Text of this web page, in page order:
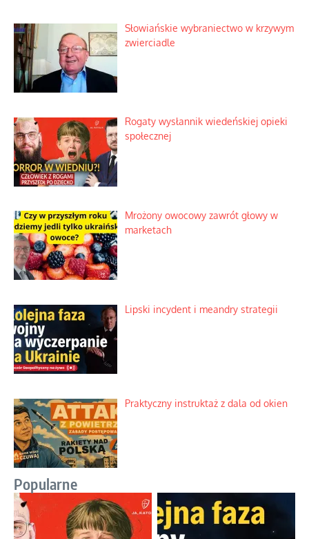
Słowiańskie wybraniectwo w krzywym
zwierciadle
Rogaty wysłannik wiedeńskiej opieki
społecznej
Mrożony owocowy zawrót głowy w
marketach
Lipski incydent i meandry strategii
Praktyczny instruktaż z dala od okien
Popularne